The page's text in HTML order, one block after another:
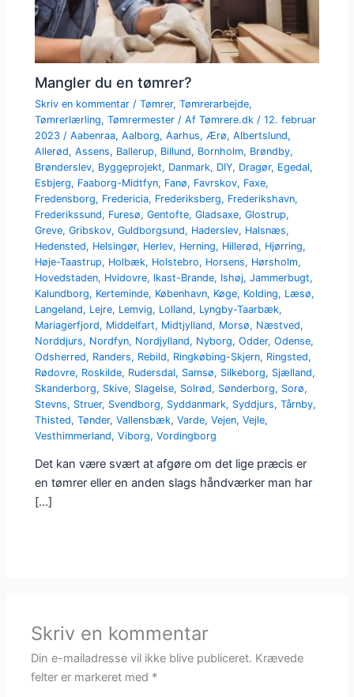
Mangler du en tømrer?
Skriv en kommentar /Tømrer,Tømrerarbejde,
Tømrerlærling,Tømrermester / AfTømrere.dk/12. februar
2023/Aabenraa,Aalborg,Aarhus,Ærø,Albertslund,
Allerød,Assens, Ballerup, Billund, Bornholm, Brøndby,
Brønderslev, Byggeprojekt, Danmark, DIY, Dragør, Egedal,
Esbjerg, Faaborg-Midtfyn, Fanø, Favrskov, Faxe,
Fredensborg, Fredericia, Frederiksberg, Frederikshavn,
Frederikssund, Furesø,Gentofte,Gladsaxe,Glostrup,
Greve,Gribskov,Guldborgsund, Haderslev, Halsnæs,
Hedensted, Helsingør, Herlev, Herning, Hillerød, Hjørring,
Høje-Taastrup, Holbæk, Holstebro, Horsens, Hørsholm,
Hovedstaden, Hvidovre, Ikast-Brande, Ishøj,Jammerbugt,
Kalundborg, Kerteminde, København, Køge, Kolding, Læsø,
Langeland, Lejre, Lemvig, Lolland, Lyngby-Taarbæk,
Mariagerfjord, Middelfart, Midtjylland, Morsø, Næstved,
Norddjurs, Nordfyn, Nordjylland, Nyborg,Odder,Odense,
Odsherred, Randers, Rebild, Ringkøbing-Skjern, Ringsted,
Rødovre, Roskilde, Rudersdal, Samsø, Silkeborg, Sjælland,
Skanderborg, Skive, Slagelse, Solrød, Sønderborg, Sorø,
Stevns, Struer, Svendborg, Syddanmark, Syddjurs,Tårnby,
Thisted,Tønder,Vallensbæk,Varde,Vejen,Vejle,
Vesthimmerland,Viborg,Vordingborg
Det kan være svært at afgøre om det lige præcis er
en tømrer eller en anden slags håndværker man har
[…]
Skriv en kommentar
Din e-mailadresse vil ikke blive publiceret. Krævede
felter er markeret med *